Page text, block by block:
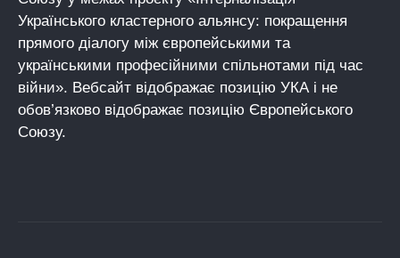
Українського кластерного альянсу: покращення
прямого діалогу між європейськими та
українськими професійними спільнотами під час
війни». Вебсайт відображає позицію УКА і не
обов’язково відображає позицію Європейського
Союзу.